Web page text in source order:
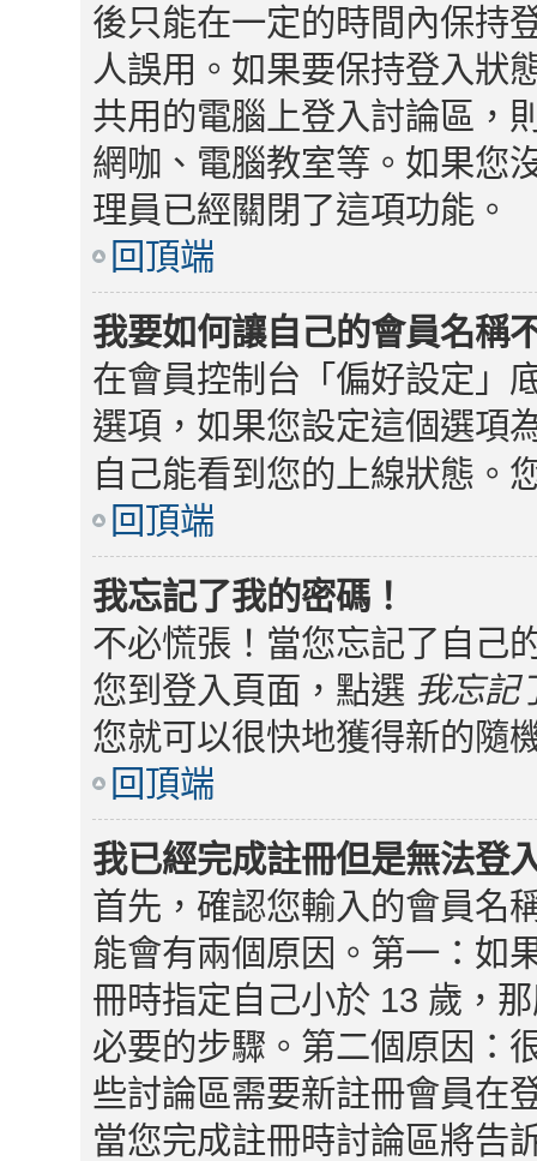
後只能在一定的時間內保持
人誤用。如果要保持登入狀
共用的電腦上登入討論區，
網咖、電腦教室等。如果您
理員已經關閉了這項功能。
回頂端
我要如何讓自己的會員名稱
在會員控制台「偏好設定」
選項，如果您設定這個選項
自己能看到您的上線狀態。
回頂端
我忘記了我的密碼！
不必慌張！當您忘記了自己
您到登入頁面，點選 我忘記
您就可以很快地獲得新的隨
回頂端
我已經完成註冊但是無法登
首先，確認您輸入的會員名
能會有兩個原因。第一：如
冊時指定自己小於 13 歲，
必要的步驟。第二個原因：
些討論區需要新註冊會員在
當您完成註冊時討論區將告